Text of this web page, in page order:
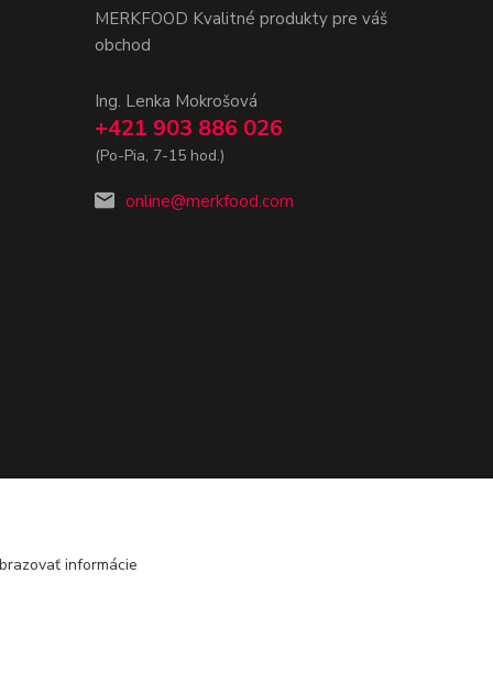
MERKFOOD Kvalitné produkty pre váš
obchod
Ing. Lenka Mokrošová
+421 903 886 026
(Po-Pia, 7-15 hod.)
online@merkfood.com
informácie